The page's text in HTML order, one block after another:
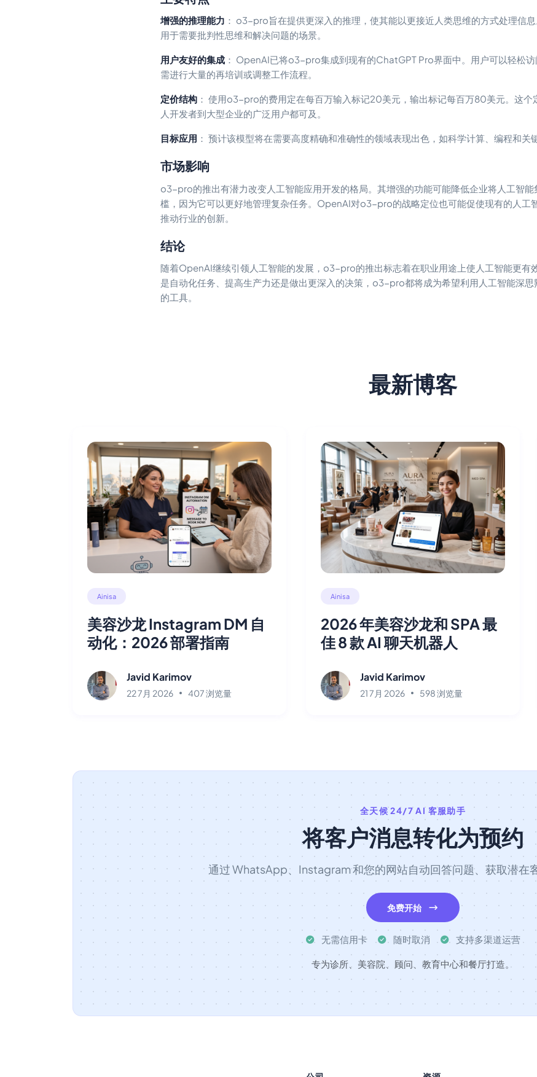
增强的推理能力 ： o3-pro旨在提供更深入的推理，使其能以更接近人类思维的方式处理信
用于需要批判性思维和解决问题的场景。
用户友好的集成： OpenAI已将o3-pro集成到现有的ChatGPT Pro界面中。用户可以轻松访
需进行大量的再培训或调整工作流程。
定价结构： 使用o3-pro的费用定在每百万输入标记20美元，输出标记每百万80美元。这个
人开发者到大型企业的广泛用户都可及。
目标应用 ： 预计该模型将在需要高度精确和准确性的领域表现出色，如科学计算、编程和关
市场影响
o3-pro的推出有潜力改变人工智能应用开发的格局。其增强的功能可能降低企业将人工智能
槛，因为它可以更好地管理复杂任务。OpenAI对o3-pro的战略定位也可能促使现有的人工
推动行业的创新。
结论
随着OpenAI继续引领人工智能的发展，o3-pro的推出标志着在职业用途上使人工智能更有
是自动化任务、提高生产力还是做出更深入的决策，o3-pro都将成为希望利用人工智能深思
的工具。
最新博客
Ainisa
美容沙龙 Instagram DM 自
动化：2026 部署指南
Javid Karimov
22 7月 2026 407 浏览量
Ainisa
2026 年美容沙龙和 SPA 最
佳 8 款 AI 聊天机器人
Javid Karimov
21 7月 2026 598 浏览量
全天候 24/7 AI 客服助手
将客户消息转化为预约
通过 WhatsApp、Instagram 和您的网站自动回答问题、获取潜在
免费开始
无需信用卡 随时取消 支持多渠道运营
专为诊所、美容院、顾问、教育中心和餐厅打造。